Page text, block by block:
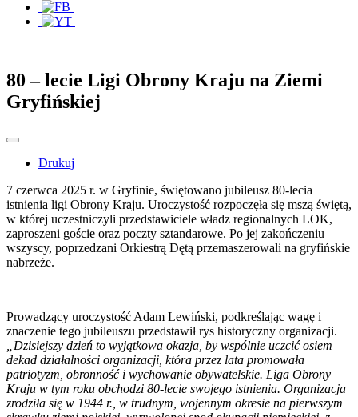
80 – lecie Ligi Obrony Kraju na Ziemi
Gryfińskiej
Drukuj
7 czerwca 2025 r. w Gryfinie, świętowano jubileusz 80-lecia
istnienia ligi Obrony Kraju. Uroczystość rozpoczęła się mszą świętą,
w której uczestniczyli przedstawiciele władz regionalnych LOK,
zaproszeni goście oraz poczty sztandarowe. Po jej zakończeniu
wszyscy, poprzedzani Orkiestrą Dętą przemaszerowali na gryfińskie
nabrzeże.
Prowadzący uroczystość Adam Lewiński, podkreślając wagę i
znaczenie tego jubileuszu przedstawił rys historyczny organizacji.
„Dzisiejszy dzień to wyjątkowa okazja, by wspólnie uczcić osiem
dekad działalności organizacji, która przez lata promowała
patriotyzm, obronność i wychowanie obywatelskie. Liga Obrony
Kraju w tym roku obchodzi 80-lecie swojego istnienia. Organizacja
zrodziła się w 1944 r., w trudnym, wojennym okresie na pierwszym